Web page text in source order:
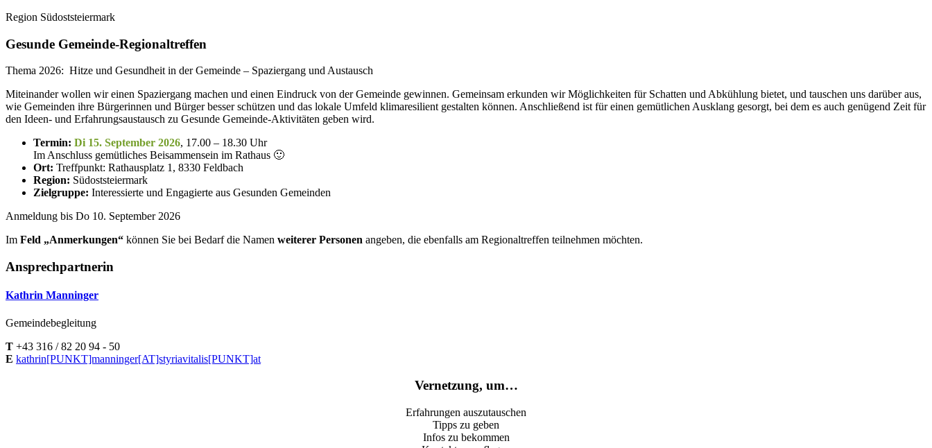
Region Südoststeiermark
Gesunde Gemeinde-Regionaltreffen
Thema 2026: Hitze und Gesundheit in der Gemeinde – Spaziergang und Austausch
Miteinander wollen wir einen Spaziergang machen und einen Eindruck von der Gemeinde gewinnen. Gemeinsam erkunden wir Möglichkeiten für Schatten und Abkühlung bietet, und tauschen uns darüber aus,
wie Gemeinden ihre Bürgerinnen und Bürger besser schützen und das lokale Umfeld klimaresilient gestalten können. Anschließend ist für einen gemütlichen Ausklang gesorgt, bei dem es auch genügend Zeit für
den Ideen- und Erfahrungsaustausch zu Gesunde Gemeinde-Aktivitäten geben wird.
Termin: Di 15. September 2026, 17.00 – 18.30 Uhr
Im Anschluss gemütliches Beisammensein im Rathaus 🙂
Ort: Treffpunkt: Rathausplatz 1, 8330 Feldbach
Region: Südoststeiermark
Zielgruppe: Interessierte und Engagierte aus Gesunden Gemeinden
Anmeldung bis Do 10. September 2026
Im Feld „Anmerkungen“ können Sie bei Bedarf die Namen weiterer Personen angeben, die ebenfalls am Regionaltreffen teilnehmen möchten.
Ansprechpartnerin
Kathrin Manninger
Gemeindebegleitung
T +43 316 / 82 20 94 - 50
E kathrin[PUNKT]manninger[AT]​styriavitalis[PUNKT]at
Vernetzung, um…
Erfahrungen auszutauschen
Tipps zu geben
Infos zu bekommen